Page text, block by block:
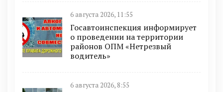
6 августа 2026, 11:55
Госавтоинспекция информирует
о проведении на территории
районов ОПМ «Нетрезвый
водитель»
6 августа 2026, 8:55